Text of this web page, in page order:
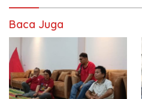
Baca Juga